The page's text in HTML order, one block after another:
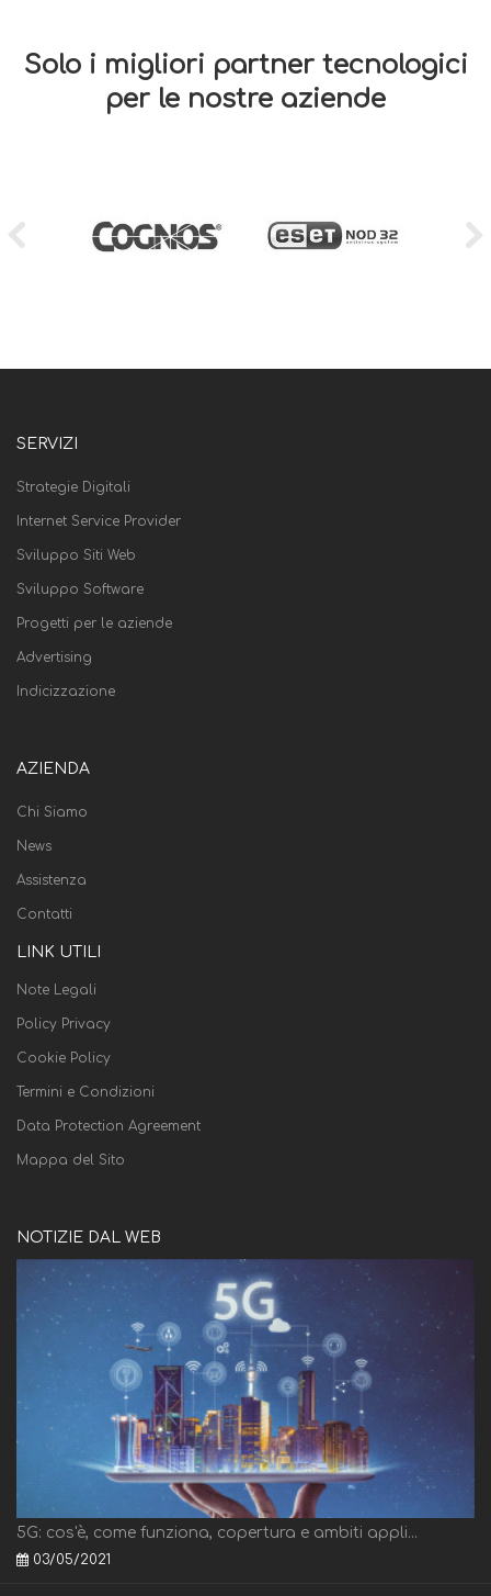
Solo i migliori partner tecnologici
per le nostre aziende
SERVIZI
Strategie Digitali
Internet Service Provider
Sviluppo Siti Web
Sviluppo Software
Progetti per le aziende
Advertising
Indicizzazione
AZIENDA
Chi Siamo
News
Assistenza
Contatti
LINK UTILI
Note Legali
Policy Privacy
Cookie Policy
Termini e Condizioni
Data Protection Agreement
Mappa del Sito
NOTIZIE DAL WEB
5G: cos'è, come funziona, copertura e ambiti appli...
03/05/2021